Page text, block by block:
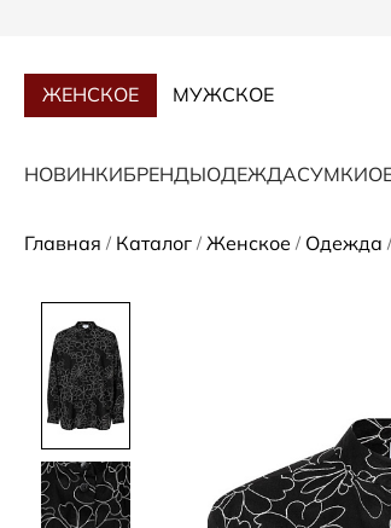
ЖЕНСКОЕ МУЖСКОЕ
НОВИНКИБРЕНДЫОДЕЖДАСУМКИ
Главная / Каталог / Женское / Одежда /